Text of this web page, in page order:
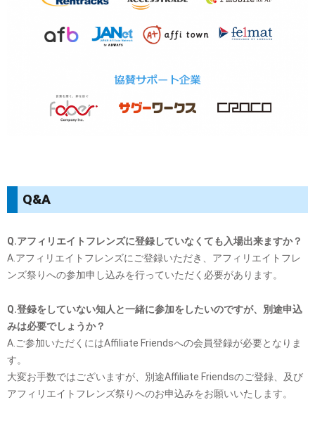
Q&A
Q.アフィリエイトフレンズに登録していなくても入場出来ますか？
A.アフィリエイトフレンズにご登録いただき、アフィリエイトフレ
ンズ祭りへの参加申し込みを行っていただく必要があります。
Q.登録をしていない知人と一緒に参加をしたいのですが、別途申込
みは必要でしょうか？
A.ご参加いただくにはAffiliate Friendsへの会員登録が必要となりま
す。
大変お手数ではございますが、別途Affiliate Friendsのご登録、及び
アフィリエイトフレンズ祭りへのお申込みをお願いいたします。